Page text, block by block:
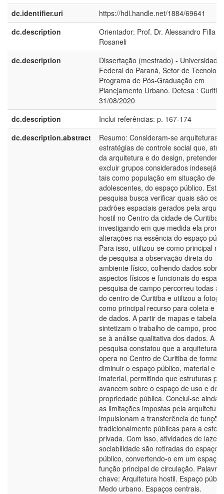
dc.identifier.uri
https://hdl.handle.net/1884/69641
dc.description
Orientador: Prof. Dr. Alessandro Filla
Rosaneli
dc.description
Dissertação (mestrado) - Universidade
Federal do Paraná, Setor de
Programa de Pós-Graduação em
Planejamento Urbano. Defesa :
31/08/2020
dc.description
Inclui referências: p. 167-174
dc.description.abstract
Resumo: Consideram-se arquiteturas
estratégias de controle social que,
da arquitetura e do design, pretendem
excluir grupos considerados
tais como população em situação de
adolescentes, do espaço público. Esta
pesquisa busca verificar quais são os
padrões espaciais gerados pela
hostil no Centro da cidade de Curitiba,
investigando em que medida ela
alterações na essência do espaço
Para isso, utilizou-se como principal
de pesquisa a observação direta do
ambiente físico, colhendo dados sobre
aspectos físicos e funcionais do
pesquisa de campo percorreu todas
do centro de Curitiba e utilizou a
como principal recurso para coleta e
de dados. A partir de mapas e tabelas,
sintetizam o trabalho de campo,
se à análise qualitativa dos dados. A
pesquisa constatou que a arquitetura
opera no Centro de Curitiba de forma a
diminuir o espaço público, material e
imaterial, permitindo que estruturas
avancem sobre o espaço de uso e de
propriedade pública. Conclui-se ainda
as limitações impostas pela
impulsionam a transferência de
tradicionalmente públicas para a esfera
privada. Com isso, atividades de lazer
sociabilidade são retiradas do espaço
público, convertendo-o em um espaço
função principal de circulação.
chave: Arquitetura hostil. Espaço
Medo urbano. Espaços centrais.